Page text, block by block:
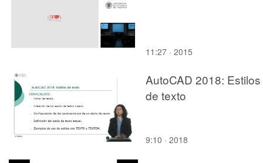
11:27 · 2015
AutoCAD 2018: Estilos
de texto
9:10 · 2018